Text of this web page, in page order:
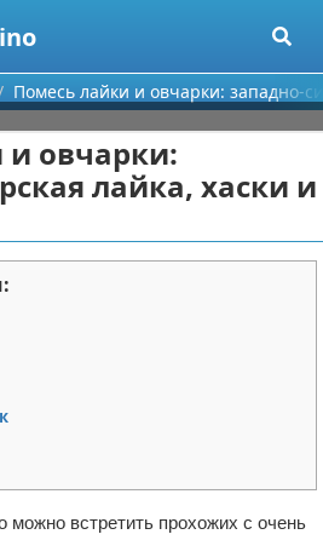
информации
Помесь лайки и овчарки: западно-
овчарки:
лайка, хаски и
можно встретить прохожих с очень